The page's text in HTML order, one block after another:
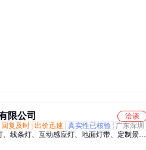
防爆正压柜、防爆控制柜、防爆照明配电箱、
限公司
洽谈
回复及时 出价迅速 真实性已核验
广东深圳
线条灯、互动感应灯、地面灯带、定制景观
灯、球场灯、水下灯、广场灯带、地插灯、埋